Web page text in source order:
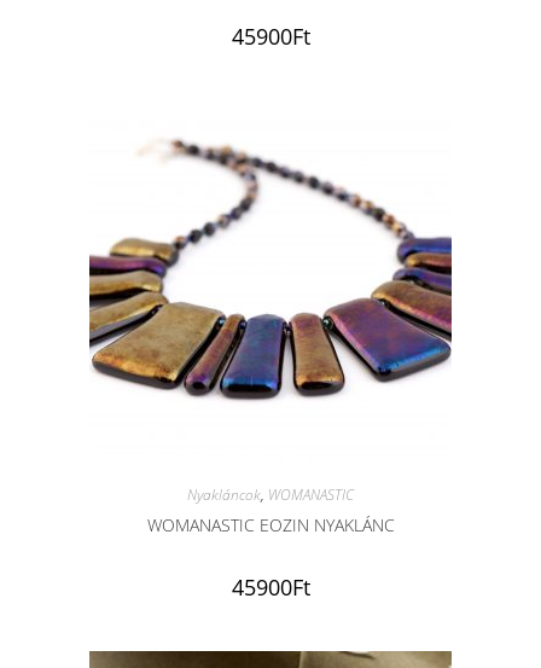
45900Ft
Nyakláncok, WOMANASTIC
WOMANASTIC EOZIN NYAKLÁNC
45900Ft